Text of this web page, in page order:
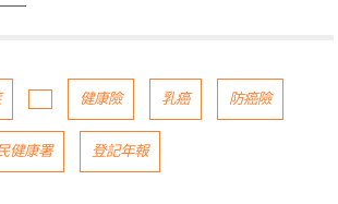
健康險 乳癌 防癌險
健康署 登記年報